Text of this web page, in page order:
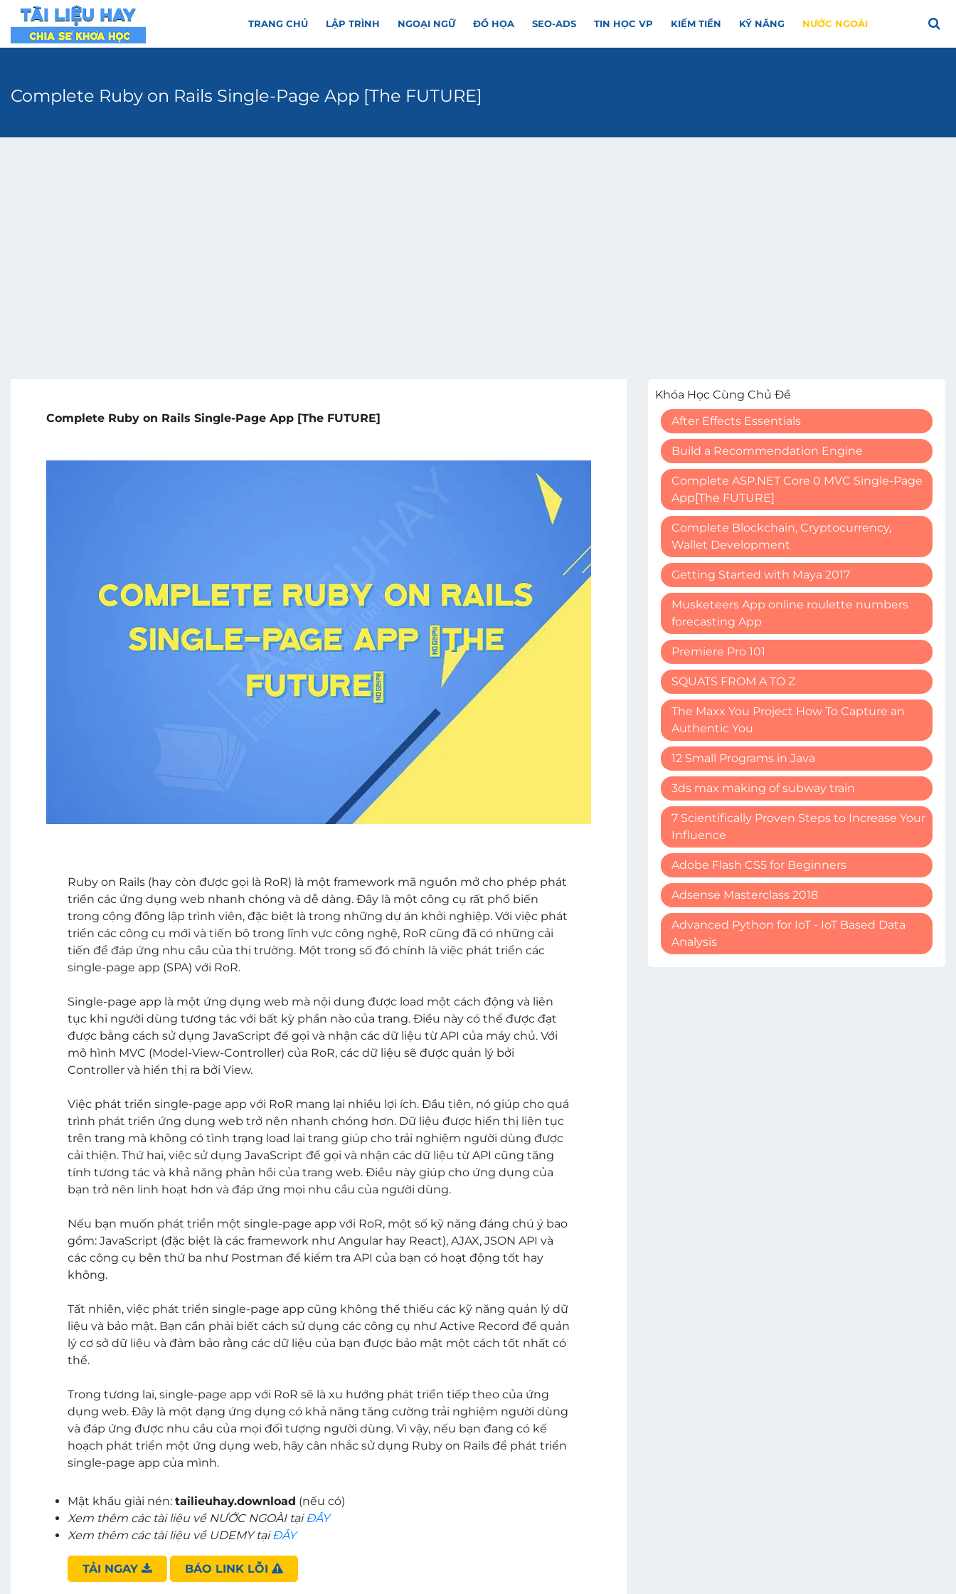
TRANG CHỦ LẬP TRÌNH NGOẠI NGỮ ĐỒ HỌA SEO-ADS TIN HỌC VP KIẾM TIỀN KỸ NĂNG NƯỚC NGOÀI
Complete Ruby on Rails Single-Page App [The FUTURE]
Complete Ruby on Rails Single-Page App [The FUTURE]
Ruby on Rails (hay còn được gọi là RoR) là một framework mã nguồn mở cho phép phát
triển các ứng dụng web nhanh chóng và dễ dàng. Đây là một công cụ rất phổ biến
trong cộng đồng lập trình viên, đặc biệt là trong những dự án khởi nghiệp. Với việc phát
triển các công cụ mới và tiến bộ trong lĩnh vực công nghệ, RoR cũng đã có những cải
tiến để đáp ứng nhu cầu của thị trường. Một trong số đó chính là việc phát triển các
single-page app (SPA) với RoR.
Single-page app là một ứng dụng web mà nội dung được load một cách động và liên
tục khi người dùng tương tác với bất kỳ phần nào của trang. Điều này có thể được đạt
được bằng cách sử dụng JavaScript để gọi và nhận các dữ liệu từ API của máy chủ. Với
mô hình MVC (Model-View-Controller) của RoR, các dữ liệu sẽ được quản lý bởi
Controller và hiển thị ra bởi View.
Việc phát triển single-page app với RoR mang lại nhiều lợi ích. Đầu tiên, nó giúp cho quá
trình phát triển ứng dụng web trở nên nhanh chóng hơn. Dữ liệu được hiển thị liên tục
trên trang mà không có tình trạng load lại trang giúp cho trải nghiệm người dùng được
cải thiện. Thứ hai, việc sử dụng JavaScript để gọi và nhận các dữ liệu từ API cũng tăng
tính tương tác và khả năng phản hồi của trang web. Điều này giúp cho ứng dụng của
bạn trở nên linh hoạt hơn và đáp ứng mọi nhu cầu của người dùng.
Nếu bạn muốn phát triển một single-page app với RoR, một số kỹ năng đáng chú ý bao
gồm: JavaScript (đặc biệt là các framework như Angular hay React), AJAX, JSON API và
các công cụ bên thứ ba như Postman để kiểm tra API của bạn có hoạt động tốt hay
không.
Tất nhiên, việc phát triển single-page app cũng không thể thiếu các kỹ năng quản lý dữ
liệu và bảo mật. Bạn cần phải biết cách sử dụng các công cụ như Active Record để quản
lý cơ sở dữ liệu và đảm bảo rằng các dữ liệu của bạn được bảo mật một cách tốt nhất có
thể.
Trong tương lai, single-page app với RoR sẽ là xu hướng phát triển tiếp theo của ứng
dụng web. Đây là một dạng ứng dụng có khả năng tăng cường trải nghiệm người dùng
và đáp ứng được nhu cầu của mọi đối tượng người dùng. Vì vậy, nếu bạn đang có kế
hoạch phát triển một ứng dụng web, hãy cân nhắc sử dụng Ruby on Rails để phát triển
single-page app của mình.
Mật khẩu giải nén: tailieuhay.download (nếu có)
Xem thêm các tài liệu về NƯỚC NGOÀI tạiĐÂY
Xem thêm các tài liệu về UDEMY tạiĐÂY
TẢI NGAY BÁO LINK LỖI
Khóa Học Cùng Chủ Đề
After Effects Essentials
Build a Recommendation Engine
Complete ASP.NET Core 0 MVC Single-Page
App[The FUTURE]
Complete Blockchain, Cryptocurrency,
Wallet Development
Getting Started with Maya 2017
Musketeers App online roulette numbers
forecasting App
Premiere Pro 101
SQUATS FROM A TO Z
The Maxx You Project How To Capture an
Authentic You
12 Small Programs in Java
3ds max making of subway train
7 Scientifically Proven Steps to Increase Your
Influence
Adobe Flash CS5 for Beginners
Adsense Masterclass 2018
Advanced Python for IoT - IoT Based Data
Analysis